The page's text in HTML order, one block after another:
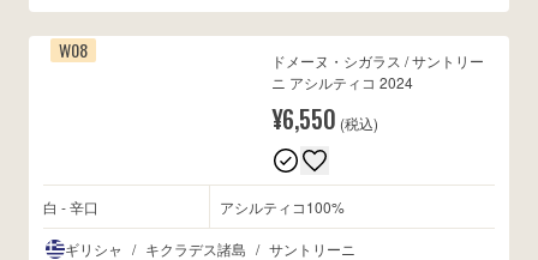
W08
ドメーヌ・シガラス / サントリー
ニ アシルティコ 2024
¥6,550 (税込)
白 - 辛口 アシルティコ100%
ギリシャ / キクラデス諸島 / サントリーニ